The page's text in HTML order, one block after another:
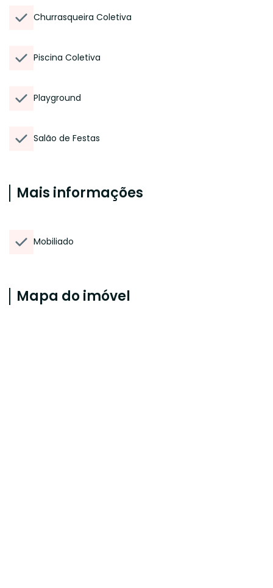
Churrasqueira Coletiva
Piscina Coletiva
Playground
Salão de Festas
Mais informações
Mobiliado
Mapa do imóvel